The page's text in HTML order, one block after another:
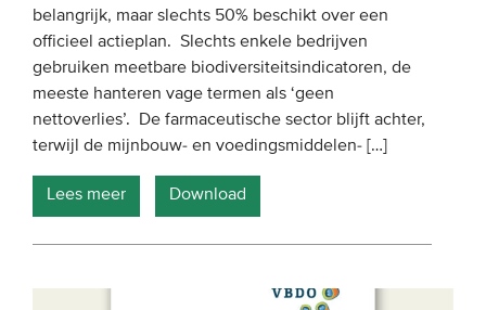
belangrijk, maar slechts 50% beschikt over een
officieel actieplan. Slechts enkele bedrijven
gebruiken meetbare biodiversiteitsindicatoren, de
meeste hanteren vage termen als ‘geen
nettoverlies’. De farmaceutische sector blijft achter,
terwijl de mijnbouw- en voedingsmiddelen- […]
Lees meer Download